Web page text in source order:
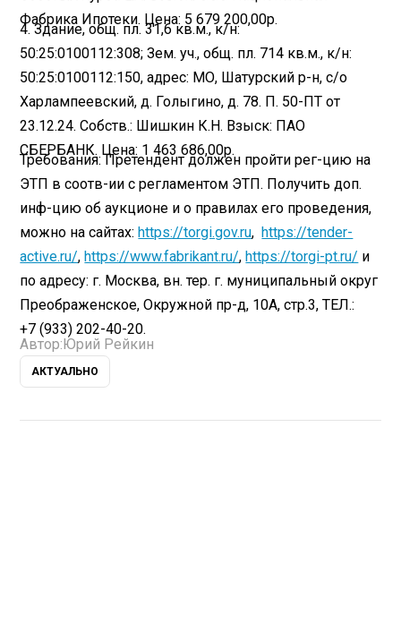
Фабрика Ипотеки. Цена: 5 679 200,00р.
4. Здание, общ. пл. 31,6 кв.м., к/н:
50:25:0100112:308; Зем. уч., общ. пл. 714 кв.м., к/н:
50:25:0100112:150, адрес: МО, Шатурский р-н, с/о
Харлампеевский, д. Голыгино, д. 78. П. 50-ПТ от
23.12.24. Собств.: Шишкин К.Н. Взыск: ПАО
СБЕРБАНК. Цена: 1 463 686,00р.
Требования: Претендент должен пройти рег-цию на
ЭТП в соотв-ии с регламентом ЭТП. Получить доп.
инф-цию об аукционе и о правилах его проведения,
можно на сайтах: https://torgi.gov.ru, https://tender-
active.ru/, https://www.fabrikant.ru/, https://torgi-pt.ru/ и
по адресу: г. Москва, вн. тер. г. муниципальный округ
Преображенское, Окружной пр-д, 10А, стр.3, ТЕЛ.:
+7 (933) 202-40-20.
Автор:Юрий Рейкин
АКТУАЛЬНО